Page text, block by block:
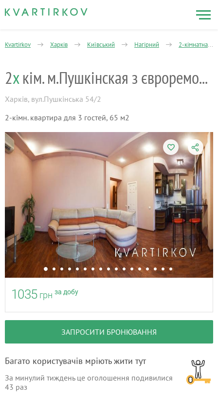
Kvartirkov Харків Київський Нагірний 2-кімнатна
2х кім. м.Пушкінская з євроремонтом
Харків, вул.Пушкінська 54/2
2-кімн. квартира для 3 гостей, 65 м2
1035 грн за добу
ЗАПРОСИТИ БРОНЮВАННЯ
Багато користувачів мріють жити тут
За минулий тиждень це оголошення подивилися
43 раз